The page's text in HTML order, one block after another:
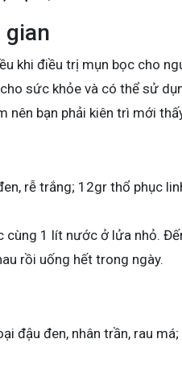
gian
khi điều trị mụn bọc cho
sức khỏe và có thể sử
bạn phải kiên trì mới
rễ trắng; 12gr thổ phục
cùng 1 lít nước ở lửa nhỏ.
rồi uống hết trong ngày.
đậu đen, nhân trần, rau